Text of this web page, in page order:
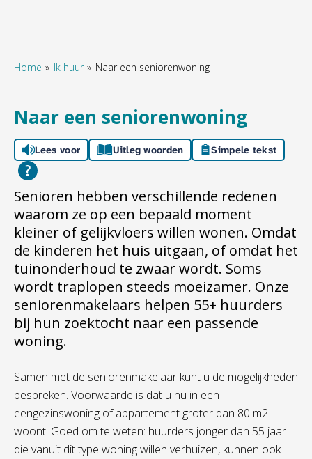
Home Ik huur Naar een seniorenwoning
Naar een seniorenwoning
Lees voor Uitleg woorden Simpele tekst
Senioren hebben verschillende redenen
waarom ze op een bepaald moment
kleiner of gelijkvloers willen wonen. Omdat
de kinderen het huis uitgaan, of omdat het
tuinonderhoud te zwaar wordt. Soms
wordt traplopen steeds moeizamer. Onze
seniorenmakelaars helpen 55+ huurders
bij hun zoektocht naar een passende
woning.
Samen met de seniorenmakelaar kunt u de mogelijkheden
bespreken. Voorwaarde is dat u nu in een
eengezinswoning of appartement groter dan 80 m2
woont. Goed om te weten: huurders jonger dan 55 jaar
die vanuit dit type woning willen verhuizen, kunnen ook